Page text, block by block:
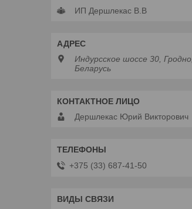
ИП Дершлекас В.В
Индурсское шоссе 30, Гродно,
Беларусь
Дершлекас Юрий Викторович
+375 (33) 687-41-50